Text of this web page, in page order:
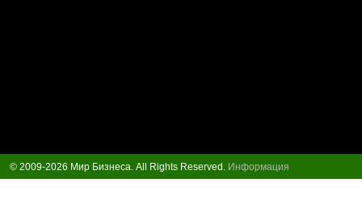
© 2009-2026 Мир Бизнеса. All Rights Reserved. Информация